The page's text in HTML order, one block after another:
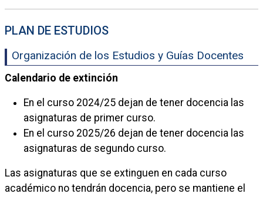
PLAN DE ESTUDIOS
Organización de los Estudios y Guías Docentes
Calendario de extinción
En el curso 2024/25 dejan de tener docencia las
asignaturas de primer curso.
En el curso 2025/26 dejan de tener docencia las
asignaturas de segundo curso.
Las asignaturas que se extinguen en cada curso
académico no tendrán docencia, pero se mantiene el